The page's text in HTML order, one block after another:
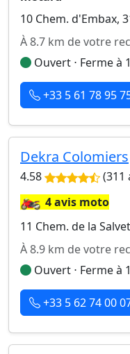
10 Chem. d'Embax,
À 8.7 km de votre
Ouvert ⋅ Ferme à
+33 5 61 78 95
Dekra Colomiers
4.58 (311
🏍️4 avis moto
11 Chem. de la
À 8.9 km de votre
Ouvert ⋅ Ferme à
+33 5 62 74 00